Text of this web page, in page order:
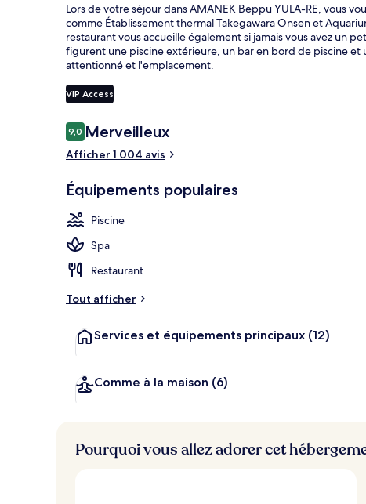
Lors de votre séjour dans AMANEK Beppu YULA-RE, vous
comme Établissement thermal Takegawara Onsen et
restaurant vous accueille également si jamais vous avez un
figurent une piscine extérieure, un bar en bord de piscine et
attentionné et l'emplacement.
VIP Access
Avis
voyageurs
9,09,0 sur 10
Merveilleux
Afficher 1 004 avis
Équipements populaires
Piscine
Spa
Restaurant
Tout afficher
Services et équipements principaux (12)
Comme à la maison (6)
Pourquoi vous allez adorer cet